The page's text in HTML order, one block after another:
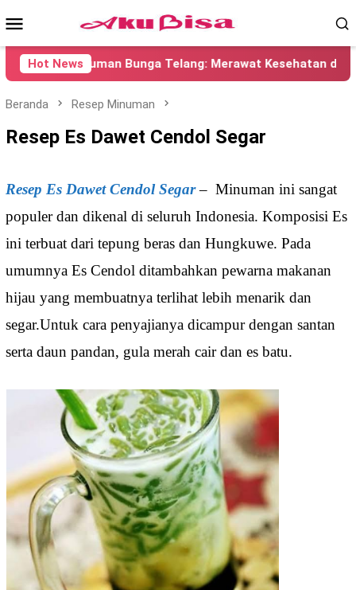
ke
Menu
Mobile
Hot News
Minuman Bunga Telang: Merawat Kesehatan dan
Beranda Resep Minuman
Resep Es Dawet Cendol Segar
Resep Es Dawet Cendol Segar– Minuman ini sangat
populer dan dikenal di seluruh Indonesia. Komposisi Es
ini terbuat dari tepung beras dan Hungkuwe. Pada
umumnya Es Cendol ditambahkan pewarna makanan
hijau yang membuatnya terlihat lebih menarik dan
segar.Untuk cara penyajianya dicampur dengan santan
serta daun pandan, gula merah cair dan es batu.